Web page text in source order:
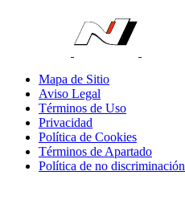
Mapa de Sitio
Aviso Legal
Términos de Uso
Privacidad
Política de Cookies
Términos de Apartado
Política de no discriminación